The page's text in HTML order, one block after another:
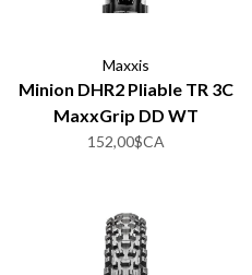
Maxxis
Minion DHR2 Pliable TR 3C
MaxxGrip DD WT
2x120TPI
152,00$CA